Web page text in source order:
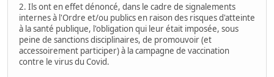
2. Ils ont en effet dénoncé, dans le cadre de signalements
internes à l'Ordre et/ou publics en raison des risques d'atteinte
à la santé publique, l'obligation qui leur était imposée, sous
peine de sanctions disciplinaires, de promouvoir (et
accessoirement participer) à la campagne de vaccination
contre le virus du Covid.